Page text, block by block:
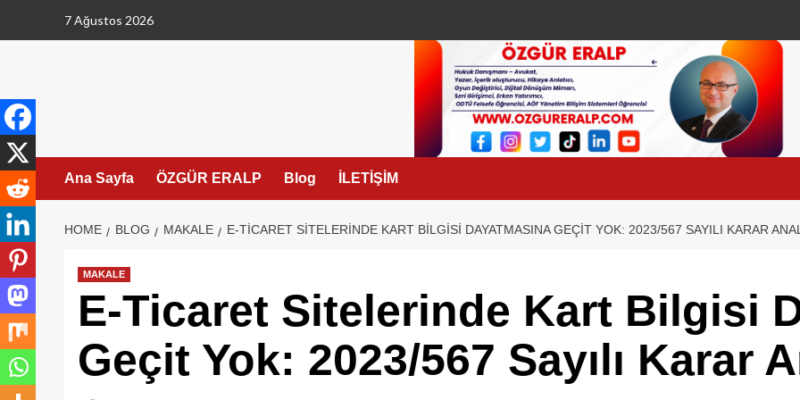
7 Ağustos 2026
Ana Sayfa ÖZGÜR ERALP Blog İLETİŞİM
HOME BLOG MAKALE E-TICARET SITELERINDE KART BILGISI DAYATMASINA GEÇIT YOK: 2023/567 SAYILI KARAR
MAKALE
E-Ticaret Sitelerinde Kart Bilgisi
Geçit Yok: 2023/567 Sayılı Karar